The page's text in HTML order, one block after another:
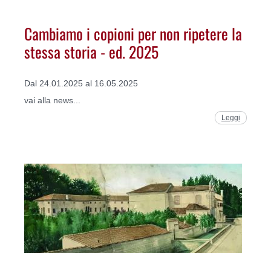
Cambiamo i copioni per non ripetere la
stessa storia - ed. 2025
Dal 24.01.2025 al 16.05.2025
vai alla news...
Leggi